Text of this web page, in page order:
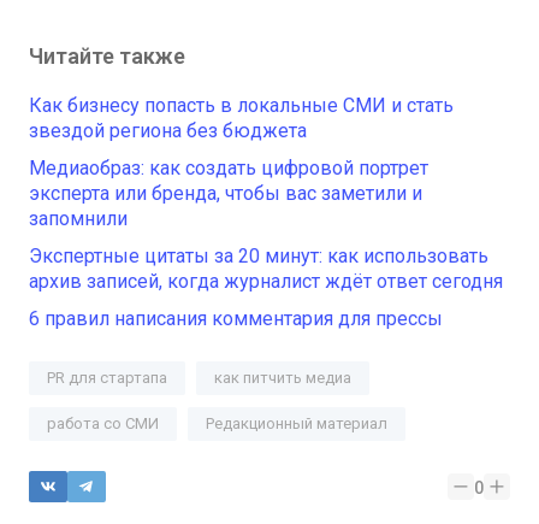
Читайте также
Как бизнесу попасть в локальные СМИ и стать
звездой региона без бюджета
Медиаобраз: как создать цифровой портрет
эксперта или бренда, чтобы вас заметили и
запомнили
Экспертные цитаты за 20 минут: как использовать
архив записей, когда журналист ждёт ответ сегодня
6 правил написания комментария для прессы
PR для стартапа как питчить медиа
работа со СМИ Редакционный материал
0